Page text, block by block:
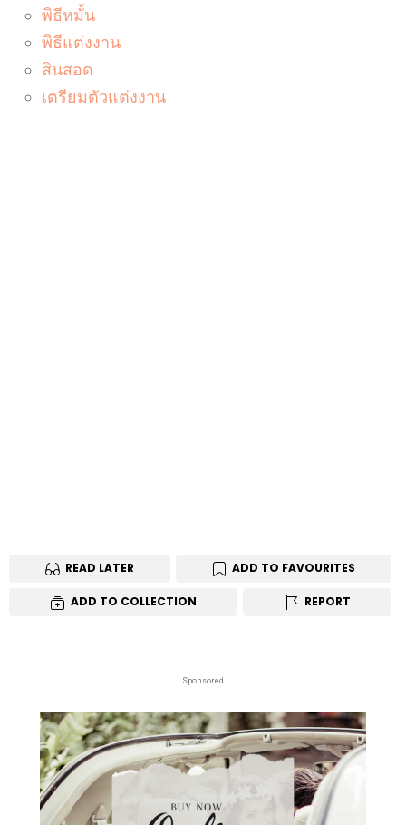
พิธีหมั้น
พิธีแต่งงาน
สินสอด
เตรียมตัวแต่งงาน
READ LATER ADD TO FAVOURITES
ADD TO COLLECTION REPORT
Sponsored